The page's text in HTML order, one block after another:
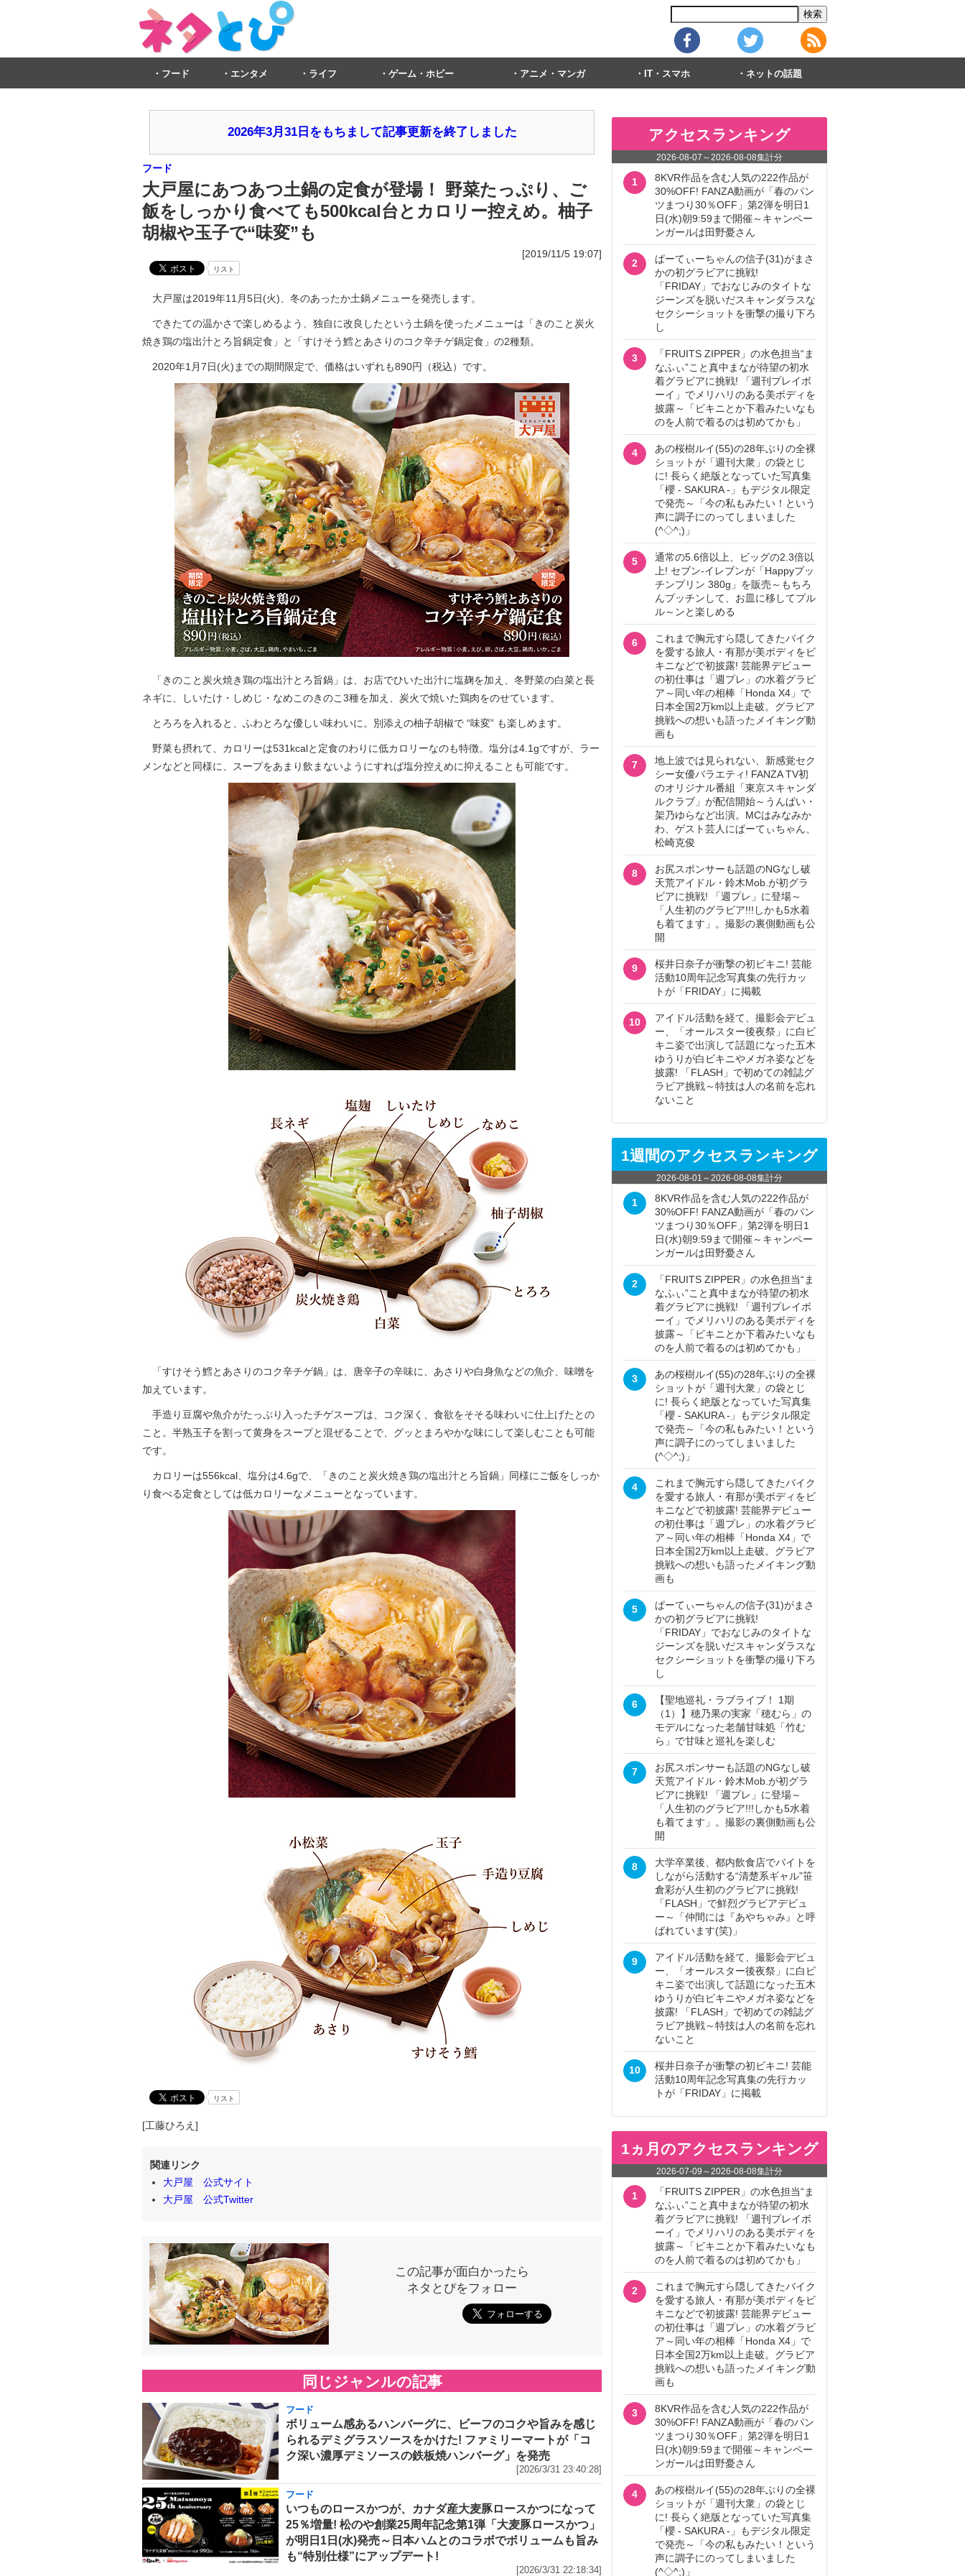
フード エンタメ ライフ ゲーム・ホビー アニメ・マンガ IT・スマホ ネットの話題
2026年3月31日をもちまして記事更新を終了しました
フード
大戸屋にあつあつ土鍋の定食が登場！ 野菜たっぷり、ご
飯をしっかり食べても500kcal台とカロリー控えめ。柚子
胡椒や玉子で“味変”も
[2019/11/5 19:07]
リスト
大戸屋は2019年11月5日(火)、冬のあったか土鍋メニューを発売します。
できたての温かさで楽しめるよう、独自に改良したという土鍋を使ったメニューは「きのこと炭火
焼き鶏の塩出汁とろ旨鍋定食」と「すけそう鱈とあさりのコク辛チゲ鍋定食」の2種類。
2020年1月7日(火)までの期間限定で、価格はいずれも890円（税込）です。
「きのこと炭火焼き鶏の塩出汁とろ旨鍋」は、お店でひいた出汁に塩麹を加え、冬野菜の白菜と長
ネギに、しいたけ・しめじ・なめこのきのこ3種を加え、炭火で焼いた鶏肉をのせています。
とろろを入れると、ふわとろな優しい味わいに。別添えの柚子胡椒で “味変” も楽しめます。
野菜も摂れて、カロリーは531kcalと定食のわりに低カロリーなのも特徴。塩分は4.1gですが、ラー
メンなどと同様に、スープをあまり飲まないようにすれば塩分控えめに抑えることも可能です。
「すけそう鱈とあさりのコク辛チゲ鍋」は、唐辛子の辛味に、あさりや白身魚などの魚介、味噌を
加えています。
手造り豆腐や魚介がたっぷり入ったチゲスープは、コク深く、食欲をそそる味わいに仕上げたとの
こと。半熟玉子を割って黄身をスープと混ぜることで、グッとまろやかな味にして楽しむことも可能
です。
カロリーは556kcal、塩分は4.6gで、「きのこと炭火焼き鶏の塩出汁とろ旨鍋」同様にご飯をしっか
り食べる定食としては低カロリーなメニューとなっています。
リスト
[工藤ひろえ]
関連リンク
大戸屋 公式サイト
大戸屋 公式Twitter
この記事が面白かったら
ネタとぴをフォロー
同じジャンルの記事
フード
ボリューム感あるハンバーグに、ビーフのコクや旨みを感じ
られるデミグラスソースをかけた! ファミリーマートが「コ
ク深い濃厚デミソースの鉄板焼ハンバーグ」を発売
[2026/3/31 23:40:28]
フード
いつものロースかつが、カナダ産大麦豚ロースかつになって
25％増量! 松のや創業25周年記念第1弾「大麦豚ロースかつ」
が明日1日(水)発売～日本ハムとのコラボでボリュームも旨み
も“特別仕様”にアップデート!
[2026/3/31 22:18:34]
アクセスランキング
2026-08-07 ～2026-08-08集計分
1
8KVR作品を含む人気の222作品が
30%OFF! FANZA動画が「春のパン
ツまつり30％OFF」第2弾を明日1
日(水)朝9:59まで開催～キャンペー
ンガールは田野憂さん
2
ぱーてぃーちゃんの信子(31)がまさ
かの初グラビアに挑戦!
「FRIDAY」でおなじみのタイトな
ジーンズを脱いだスキャンダラスな
セクシーショットを衝撃の撮り下ろ
し
3
「FRUITS ZIPPER」の水色担当“ま
なふぃ”こと真中まなが待望の初水
着グラビアに挑戦! 「週刊プレイボ
ーイ」でメリハリのある美ボディを
披露～「ビキニとか下着みたいなも
のを人前で着るのは初めてかも」
4
あの桜樹ルイ(55)の28年ぶりの全裸
ショットが「週刊大衆」の袋とじ
に! 長らく絶版となっていた写真集
「櫻 - SAKURA -」もデジタル限定
で発売～「今の私もみたい！という
声に調子にのってしまいました
(^◇^;)」
5
通常の5.6倍以上、ビッグの2.3倍以
上! セブン‐イレブンが「Happyプッ
チンプリン 380g」を販売～もちろ
んプッチンして、お皿に移してプル
ル～ンと楽しめる
6
これまで胸元すら隠してきたバイク
を愛する旅人・有那が美ボディをビ
キニなどで初披露! 芸能界デビュー
の初仕事は「週プレ」の水着グラビ
ア～同い年の相棒「Honda X4」で
日本全国2万km以上走破。グラビア
挑戦への想いも語ったメイキング動
画も
7
地上波では見られない、新感覚セク
シー女優バラエティ! FANZA TV初
のオリジナル番組「東京スキャンダ
ルクラブ」が配信開始～うんぱい・
架乃ゆらなど出演。MCはみなみか
わ、ゲスト芸人にぱーてぃちゃん、
松崎克俊
8
お尻スポンサーも話題のNGなし破
天荒アイドル・鈴木Mob.が初グラ
ビアに挑戦! 「週プレ」に登場～
「人生初のグラビア!!!しかも5水着
も着てます」。撮影の裏側動画も公
開
9
桜井日奈子が衝撃の初ビキニ! 芸能
活動10周年記念写真集の先行カッ
トが「FRIDAY」に掲載
10
アイドル活動を経て、撮影会デビュ
ー、「オールスター後夜祭」に白ビ
キニ姿で出演して話題になった五木
ゆうりが白ビキニやメガネ姿などを
披露! 「FLASH」で初めての雑誌グ
ラビア挑戦～特技は人の名前を忘れ
ないこと
1週間のアクセスランキング
2026-08-01 ～2026-08-08集計分
1
8KVR作品を含む人気の222作品が
30%OFF! FANZA動画が「春のパン
ツまつり30％OFF」第2弾を明日1
日(水)朝9:59まで開催～キャンペー
ンガールは田野憂さん
2
「FRUITS ZIPPER」の水色担当“ま
なふぃ”こと真中まなが待望の初水
着グラビアに挑戦! 「週刊プレイボ
ーイ」でメリハリのある美ボディを
披露～「ビキニとか下着みたいなも
のを人前で着るのは初めてかも」
3
あの桜樹ルイ(55)の28年ぶりの全裸
ショットが「週刊大衆」の袋とじ
に! 長らく絶版となっていた写真集
「櫻 - SAKURA -」もデジタル限定
で発売～「今の私もみたい！という
声に調子にのってしまいました
(^◇^;)」
4
これまで胸元すら隠してきたバイク
を愛する旅人・有那が美ボディをビ
キニなどで初披露! 芸能界デビュー
の初仕事は「週プレ」の水着グラビ
ア～同い年の相棒「Honda X4」で
日本全国2万km以上走破。グラビア
挑戦への想いも語ったメイキング動
画も
5
ぱーてぃーちゃんの信子(31)がまさ
かの初グラビアに挑戦!
「FRIDAY」でおなじみのタイトな
ジーンズを脱いだスキャンダラスな
セクシーショットを衝撃の撮り下ろ
し
6
【聖地巡礼・ラブライブ！ 1期
（1）】穂乃果の実家「穂むら」の
モデルになった老舗甘味処「竹む
ら」で甘味と巡礼を楽しむ
7
お尻スポンサーも話題のNGなし破
天荒アイドル・鈴木Mob.が初グラ
ビアに挑戦! 「週プレ」に登場～
「人生初のグラビア!!!しかも5水着
も着てます」。撮影の裏側動画も公
開
8
大学卒業後、都内飲食店でバイトを
しながら活動する“清楚系ギャル”笹
倉彩が人生初のグラビアに挑戦!
「FLASH」で鮮烈グラビアデビュ
ー～「仲間には『あやちゃみ』と呼
ばれています(笑)」
9
アイドル活動を経て、撮影会デビュ
ー、「オールスター後夜祭」に白ビ
キニ姿で出演して話題になった五木
ゆうりが白ビキニやメガネ姿などを
披露! 「FLASH」で初めての雑誌グ
ラビア挑戦～特技は人の名前を忘れ
ないこと
10
桜井日奈子が衝撃の初ビキニ! 芸能
活動10周年記念写真集の先行カッ
トが「FRIDAY」に掲載
1ヵ月のアクセスランキング
2026-07-09 ～2026-08-08集計分
1
「FRUITS ZIPPER」の水色担当“ま
なふぃ”こと真中まなが待望の初水
着グラビアに挑戦! 「週刊プレイボ
ーイ」でメリハリのある美ボディを
披露～「ビキニとか下着みたいなも
のを人前で着るのは初めてかも」
2
これまで胸元すら隠してきたバイク
を愛する旅人・有那が美ボディをビ
キニなどで初披露! 芸能界デビュー
の初仕事は「週プレ」の水着グラビ
ア～同い年の相棒「Honda X4」で
日本全国2万km以上走破。グラビア
挑戦への想いも語ったメイキング動
画も
3
8KVR作品を含む人気の222作品が
30%OFF! FANZA動画が「春のパン
ツまつり30％OFF」第2弾を明日1
日(水)朝9:59まで開催～キャンペー
ンガールは田野憂さん
4
あの桜樹ルイ(55)の28年ぶりの全裸
ショットが「週刊大衆」の袋とじ
に! 長らく絶版となっていた写真集
「櫻 - SAKURA -」もデジタル限定
で発売～「今の私もみたい！という
声に調子にのってしまいました
(^◇^;)」